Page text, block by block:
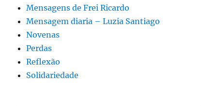
Mensagens de Frei Ricardo
Mensagem diaria – Luzia Santiago
Novenas
Perdas
Reflexão
Solidariedade